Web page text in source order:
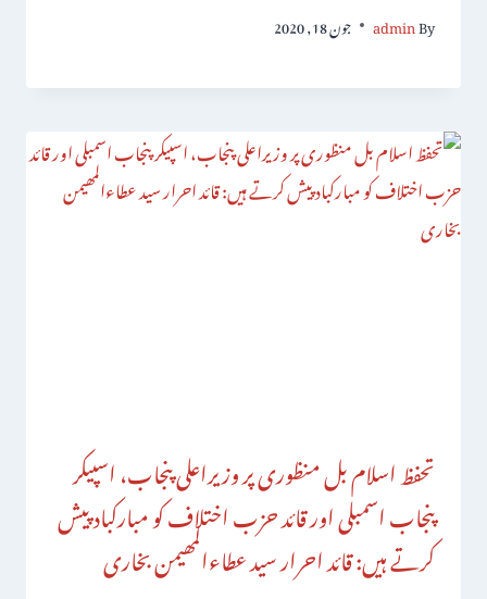
By
admin جون 18, 2020
تحفظ اسلام بل منظوری پر وزیراعلی پنجاب، اسپیکر
پنجاب اسمبلی اور قائد حزب اختلاف کو مبارکباد پیش
کرتے ہیں: قائد احرار سید عطاءالمھیمن بخاری